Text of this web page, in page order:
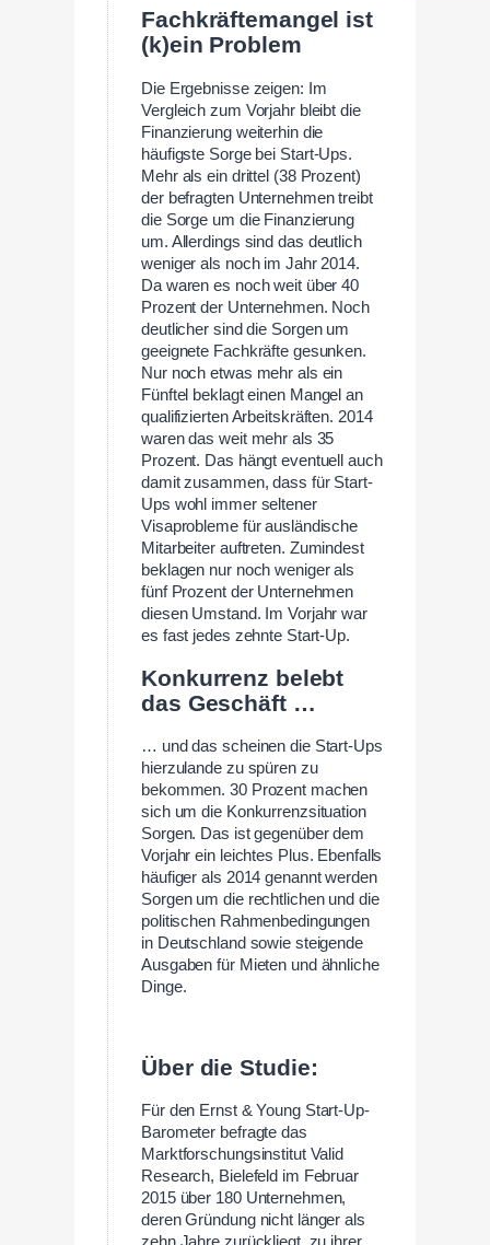
Fachkräftemangel ist
(k)ein Problem
Die Ergebnisse zeigen: Im
Vergleich zum Vorjahr bleibt die
Finanzierung weiterhin die
häufigste Sorge bei Start-Ups.
Mehr als ein drittel (38 Prozent)
der befragten Unternehmen treibt
die Sorge um die Finanzierung
um. Allerdings sind das deutlich
weniger als noch im Jahr 2014.
Da waren es noch weit über 40
Prozent der Unternehmen. Noch
deutlicher sind die Sorgen um
geeignete Fachkräfte gesunken.
Nur noch etwas mehr als ein
Fünftel beklagt einen Mangel an
qualifizierten Arbeitskräften. 2014
waren das weit mehr als 35
Prozent. Das hängt eventuell auch
damit zusammen, dass für Start-
Ups wohl immer seltener
Visaprobleme für ausländische
Mitarbeiter auftreten. Zumindest
beklagen nur noch weniger als
fünf Prozent der Unternehmen
diesen Umstand. Im Vorjahr war
es fast jedes zehnte Start-Up.
Konkurrenz belebt
das Geschäft …
… und das scheinen die Start-Ups
hierzulande zu spüren zu
bekommen. 30 Prozent machen
sich um die Konkurrenzsituation
Sorgen. Das ist gegenüber dem
Vorjahr ein leichtes Plus. Ebenfalls
häufiger als 2014 genannt werden
Sorgen um die rechtlichen und die
politischen Rahmenbedingungen
in Deutschland sowie steigende
Ausgaben für Mieten und ähnliche
Dinge.
Über die Studie:
Für den Ernst & Young Start-Up-
Barometer befragte das
Marktforschungsinstitut Valid
Research, Bielefeld im Februar
2015 über 180 Unternehmen,
deren Gründung nicht länger als